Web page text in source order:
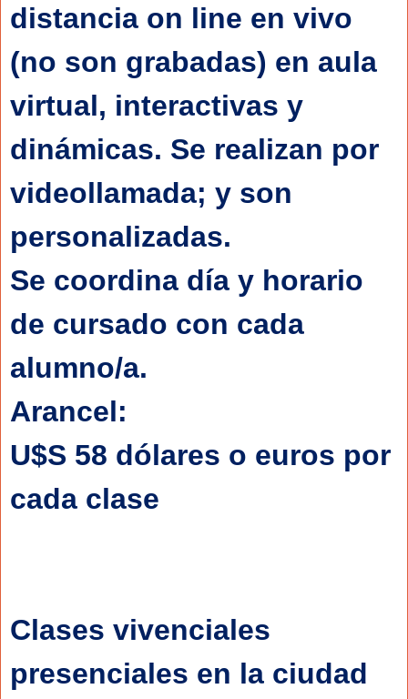
distancia on line en vivo
(no son grabadas) en aula
virtual, interactivas y
dinámicas. Se realizan por
videollamada; y son
personalizadas.
Se coordina día y horario
de cursado con cada
alumno/a.
Arancel:
U$S 58 dólares o euros por
cada clase
Clases vivenciales
presenciales en la ciudad